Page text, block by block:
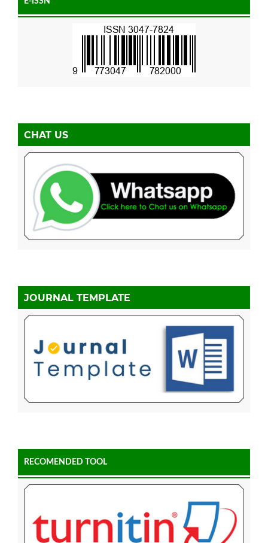
CHAT US
JOURNAL TEMPLATE
RECOMENDED TOOL